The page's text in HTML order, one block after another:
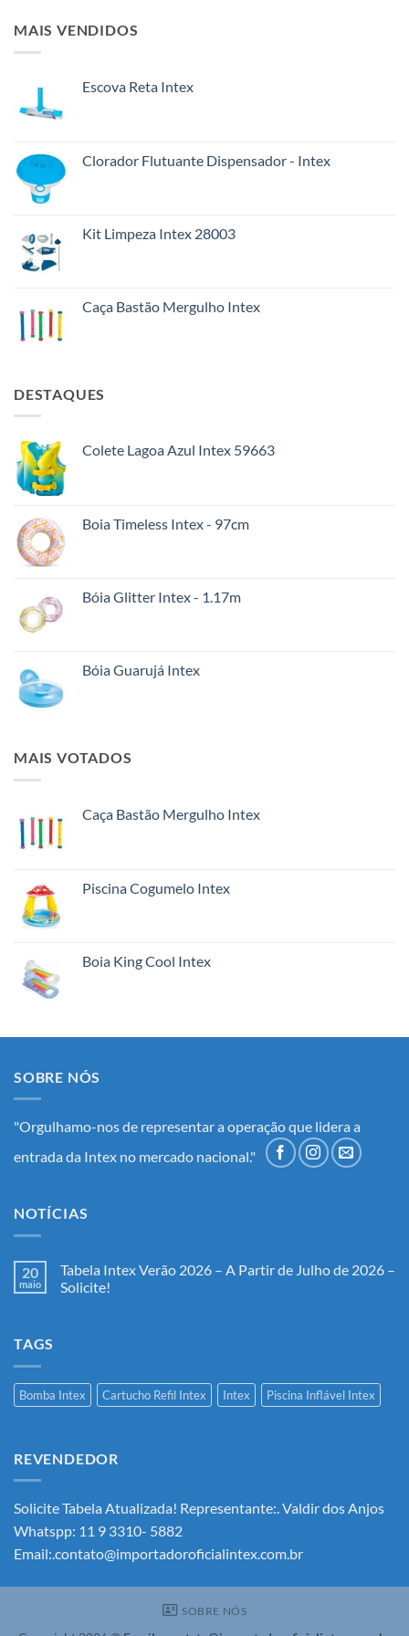
MAIS VENDIDOS
Escova Reta Intex
Clorador Flutuante Dispensador - Intex
Kit Limpeza Intex 28003
Caça Bastão Mergulho Intex
DESTAQUES
Colete Lagoa Azul Intex 59663
Boia Timeless Intex - 97cm
Bóia Glitter Intex - 1.17m
Bóia Guarujá Intex
MAIS VOTADOS
Caça Bastão Mergulho Intex
Piscina Cogumelo Intex
Boia King Cool Intex
SOBRE NÓS
"Orgulhamo-nos de representar a operação que lidera a
entrada da Intex no mercado nacional."
NOTÍCIAS
20
maio
Tabela Intex Verão 2026 – A Partir de Julho de 2026 –
Solicite!
–
A
2026
TAGS
Bomba Intex Cartucho Refil Intex Intex Piscina Inflável Intex
REVENDEDOR
Solicite Tabela Atualizada! Representante:. Valdir dos Anjos
Whatspp: 11 9 3310- 5882
Email:.contato@importadoroficialintex.com.br
SOBRE NÓS